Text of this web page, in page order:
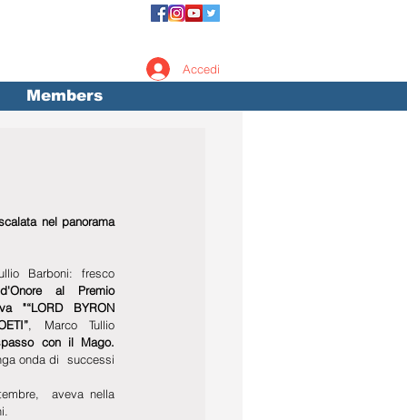
Members
Accedi
nel panorama
Barboni: fresco
al Premio
"“LORD BYRON
, Marco Tullio
con il Mago.
onda di  successi
aveva nella